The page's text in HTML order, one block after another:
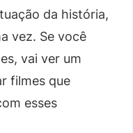
da história,
vez. Se você
vai ver um
filmes que
esses